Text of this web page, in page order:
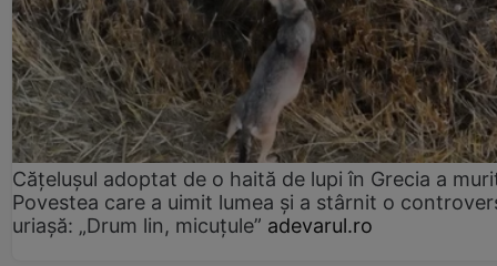
Cățelușul adoptat de o haită de lupi în Grecia a
Povestea care a uimit lumea și a stârnit o
uriașă: „Drum lin, micuțule” adevarul.ro